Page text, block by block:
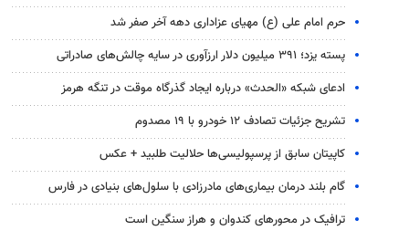
حرم امام علی (ع) مهیای عزاداری دهه آخر صفر شد
پسته یزد؛ ۳۹۱ میلیون دلار ارزآوری در سایه چالش‌های صادراتی
ادعای شبکه «الحدث» درباره ایجاد گذرگاه موقت در تنگه هرمز
تشریح جزئیات تصادف ۱۲ خودرو با ۱۹ مصدوم
کاپیتان سابق از پرسپولیسی‌ها حلالیت طلبید + عکس
گام بلند درمان بیماری‌های مادرزادی با سلول‌های بنیادی در فارس
ترافیک در محورهای کندوان و هراز سنگین است